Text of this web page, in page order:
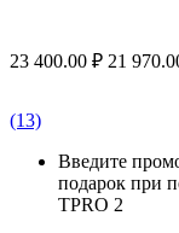
23 400.00 ₽ 21
(13)
Введите
подарок при
TPRO 2